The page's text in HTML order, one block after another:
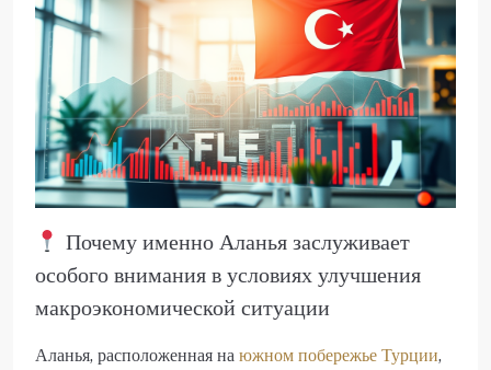
Почему именно Аланья заслуживает
особого внимания в условиях улучшения
макроэкономической ситуации
Аланья, расположенная наюжном побережье Турции,